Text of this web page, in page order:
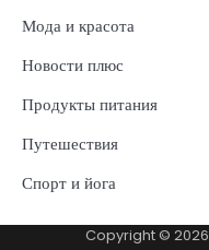
Мода и красота
Новости плюс
Продукты питания
Путешествия
Спорт и йога
Copyright © 2026